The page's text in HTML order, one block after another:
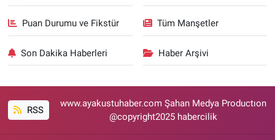
Puan Durumu ve Fikstür Tüm Manşetler
Son Dakika Haberleri Haber Arşivi
RSS
www.ayakustuhaber.com Şahan Medya Productıon
@copyright2025 habercilik